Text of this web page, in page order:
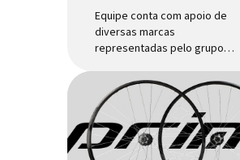
Equipe conta com apoio de
diversas marcas
representadas pelo grupo
Finish Lline, Park Tool, Protaper
e Zéfal Histórico. Assim pode
ser definida a participação da
Squadra Oggi no Campeonato
Brasileiro de Mountain Bike